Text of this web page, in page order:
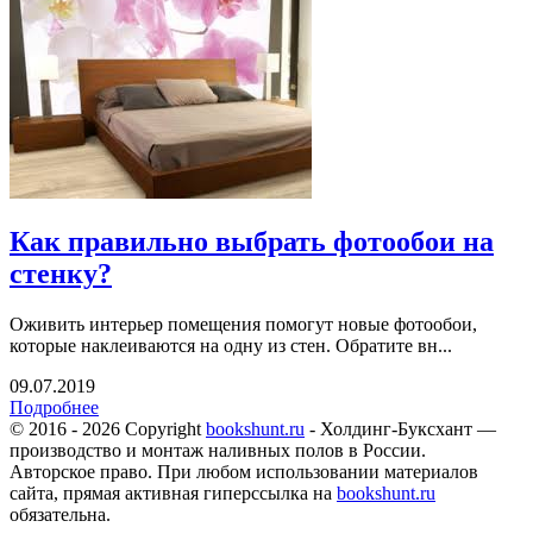
Как правильно выбрать фотообои на
стенку?
Оживить интерьер помещения помогут новые фотообои,
которые наклеиваются на одну из стен. Обратите вн...
09.07.2019
Подробнее
© 2016 - 2026 Copyright bookshunt.ru - Холдинг-Буксхант —
производство и монтаж наливных полов в России.
Авторское право. При любом использовании материалов
сайта, прямая активная гиперссылка на bookshunt.ru
обязательна.